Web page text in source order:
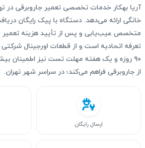
آریا بهکار خدمات تخصصی تعمیر جاروبرقی در
خانگی ارائه می‌دهد. دستگاه با پیک رایگان
متخصص عیب‌یابی و پس از تأیید هزینه
تعرفه اتحادیه است و از قطعات اورجینال
۹۰ روزه و یک هفته مهلت تست نیز اطمینان
از جاروبرقی فراهم می‌کند؛ در سراسر شهر تهران.
ارسال رایگان